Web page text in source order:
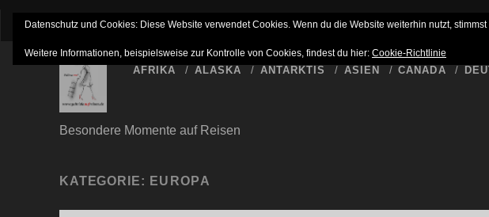
IMPRESSUM NETTIQUETTE HAFTUNGSAUSSCHLUSS BUCKET LIST
Besondere Momente auf Reisen
AFRIKA ALASKA ANTARKTIS ASIEN CANADA
KATEGORIE: EUROPA
Datenschutz und Cookies: Diese Website verwendet Cookies. Wenn du die Website weiterhin nutzt,
Weitere Informationen, beispielsweise zur Kontrolle von Cookies, findest du hier: Cookie-Richtlinie